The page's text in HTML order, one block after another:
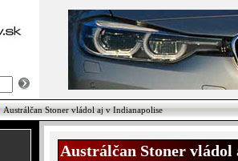
Austrálčan Stoner vládol aj v Indianapolise
Austrálčan Stoner